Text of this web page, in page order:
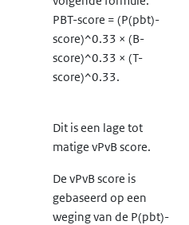
PBT-score = (P(pbt)-
score)^0.33 × (B-
score)^0.33 × (T-
score)^0.33.
Dit is een lage tot
matige vPvB score.
De vPvB score is
gebaseerd op een
weging van de P(pbt)-